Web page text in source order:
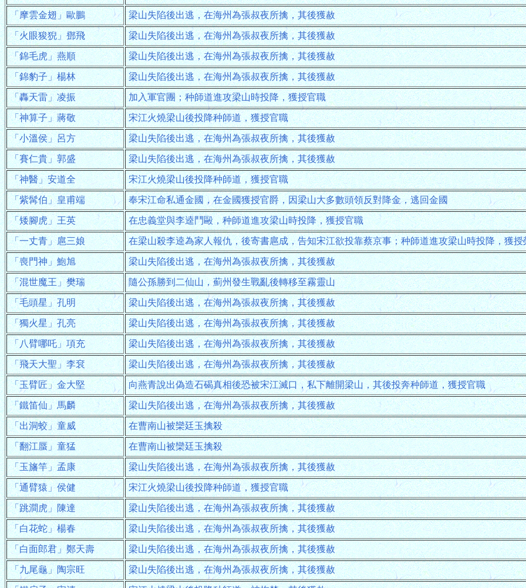
「摩雲金翅」歐鵬 梁山失陷後出逃，在海州為張叔夜所擒，其後獲赦
「火眼狻猊」鄧飛 梁山失陷後出逃，在海州為張叔夜所擒，其後獲赦
「錦毛虎」燕順 梁山失陷後出逃，在海州為張叔夜所擒，其後獲赦
「錦豹子」楊林 梁山失陷後出逃，在海州為張叔夜所擒，其後獲赦
「轟天雷」凌振 加入軍官團；种師道進攻梁山時投降，獲授官職
「神算子」蔣敬 宋江火燒梁山後投降种師道，獲授官職
「小溫侯」呂方 梁山失陷後出逃，在海州為張叔夜所擒，其後獲赦
「賽仁貴」郭盛 梁山失陷後出逃，在海州為張叔夜所擒，其後獲赦
「神醫」安道全 宋江火燒梁山後投降种師道，獲授官職
「紫髯伯」皇甫端 奉宋江命私通金國，在金國獲授官爵，因梁山大多數頭領反對降金，逃回金國
「矮腳虎」王英 在忠義堂與李逵鬥毆，种師道進攻梁山時投降，獲授官職
「一丈青」扈三娘 在梁山殺李逵為家人報仇，後寄書扈成，告知宋江欲投靠蔡京事；种師道進攻梁山時投降，獲授
「喪門神」鮑旭 梁山失陷後出逃，在海州為張叔夜所擒，其後獲赦
「混世魔王」樊瑞 隨公孫勝到二仙山，薊州發生戰亂後轉移至霧靈山
「毛頭星」孔明 梁山失陷後出逃，在海州為張叔夜所擒，其後獲赦
「獨火星」孔亮 梁山失陷後出逃，在海州為張叔夜所擒，其後獲赦
「八臂哪吒」項充 梁山失陷後出逃，在海州為張叔夜所擒，其後獲赦
「飛天大聖」李袞 梁山失陷後出逃，在海州為張叔夜所擒，其後獲赦
「玉臂匠」金大堅 向燕青說出偽造石碣真相後恐被宋江滅口，私下離開梁山，其後投奔种師道，獲授官職
「鐵笛仙」馬麟 梁山失陷後出逃，在海州為張叔夜所擒，其後獲赦
「出洞蛟」童威 在曹南山被欒廷玉擒殺
「翻江蜃」童猛 在曹南山被欒廷玉擒殺
「玉旛竿」孟康 梁山失陷後出逃，在海州為張叔夜所擒，其後獲赦
「通臂猿」侯健 宋江火燒梁山後投降种師道，獲授官職
「跳澗虎」陳達 梁山失陷後出逃，在海州為張叔夜所擒，其後獲赦
「白花蛇」楊春 梁山失陷後出逃，在海州為張叔夜所擒，其後獲赦
「白面郎君」鄭天壽 梁山失陷後出逃，在海州為張叔夜所擒，其後獲赦
「九尾龜」陶宗旺 梁山失陷後出逃，在海州為張叔夜所擒，其後獲赦